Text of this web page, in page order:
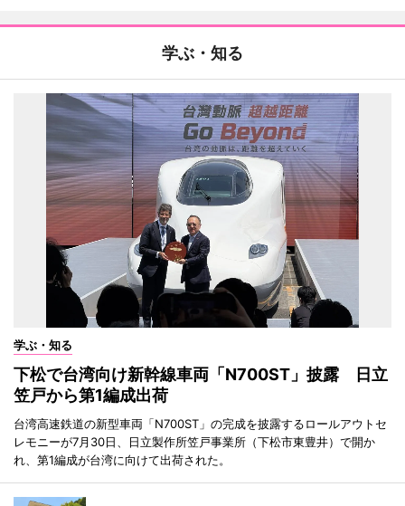
学ぶ・知る
学ぶ・知る
下松で台湾向け新幹線車両「N700ST」披露 日立
笠戸から第1編成出荷
台湾高速鉄道の新型車両「N700ST」の完成を披露するロールアウトセ
レモニーが7月30日、日立製作所笠戸事業所（下松市東豊井）で開か
れ、第1編成が台湾に向けて出荷された。